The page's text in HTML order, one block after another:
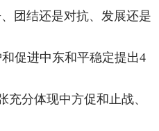
团结还是对抗、发展还是
促进中东和平稳定提出4
分体现中方促和止战、